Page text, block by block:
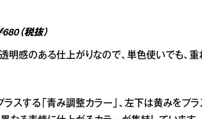
（税抜）
明感のある仕上がりなので、単色使いでも、重
スする「青み調整カラー」、左下は黄みをプ